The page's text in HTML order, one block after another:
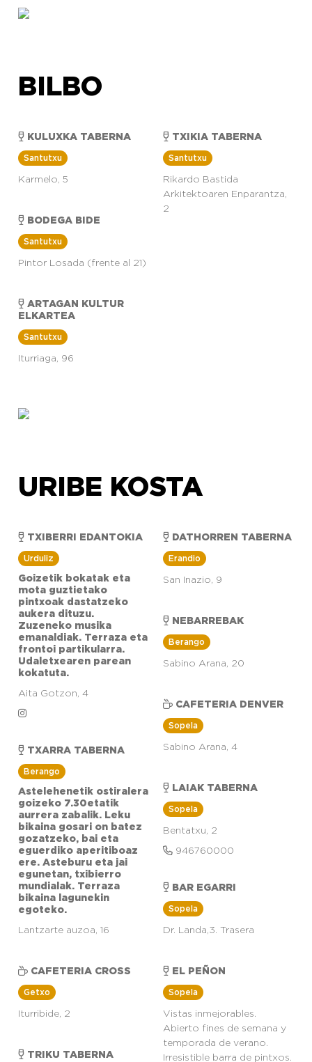
BILBO
KULUXKA TABERNA
Santutxu
Karmelo, 5
BODEGA BIDE
Santutxu
Pintor Losada (frente al 21)
ELKARTEA
Santutxu
Iturriaga, 96
TXIKIA TABERNA
Santutxu
Rikardo Bastida
Arkitektoaren Enparantza,
2
URIBE KOSTA
TXIBERRI EDANTOKIA
Urduliz
Goizetik bokatak eta
mota guztietako
pintxoak dastatzeko
aukera dituzu.
Zuzeneko musika
emanaldiak. Terraza eta
frontoi partikularra.
Udaletxearen parean
kokatuta.
Aita Gotzon, 4
TXARRA TABERNA
Berango
Astelehenetik ostiralera
goizeko 7.30etatik
aurrera zabalik. Leku
bikaina gosari on batez
gozatzeko, bai eta
eguerdiko aperitiboaz
ere. Asteburu eta jai
egunetan, txibierro
mundialak. Terraza
bikaina lagunekin
egoteko.
Lantzarte auzoa, 16
CAFETERIA CROSS
Getxo
Iturribide, 2
TRIKU TABERNA
DATHORREN TABERNA
Erandio
San Inazio, 9
NEBARREBAK
Berango
Sabino Arana, 20
CAFETERIA DENVER
Sopela
Sabino Arana, 4
LAIAK TABERNA
Sopela
Bentatxu, 2
946760000
BAR EGARRI
Sopela
Dr. Landa,3. Trasera
EL PEÑON
Sopela
Vistas inmejorables.
Abierto fines de semana y
temporada de verano.
Irresistible barra de pintxos.